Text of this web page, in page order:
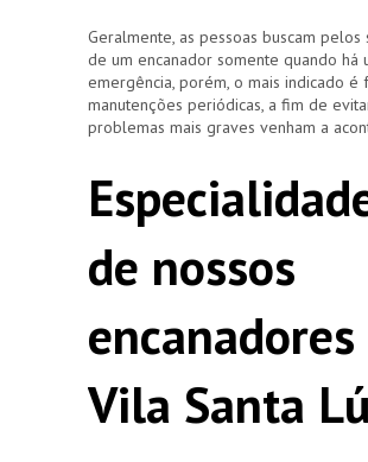
Geralmente, as pessoas buscam pelos
de um encanador somente quando há
emergência, porém, o mais indicado é
manutenções periódicas, a fim de
problemas mais graves venham a
de nossos
Vila Santa